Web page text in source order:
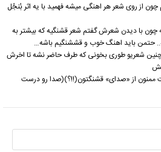
از روی شعر هر اهنگی میشه فهمید با یه اثر بُنجُل
چون با دیدن شعرش گفتم شعر قشنگیه که بیشتر به
حتمن باید اهنگ خوب و قششنگیم باشه…
چنین شعریو طوری بخونی که طرف حاضر نشه تا اخرش
ممنون از «صدای» قشنگتون(!!؟)(صدا رو درست